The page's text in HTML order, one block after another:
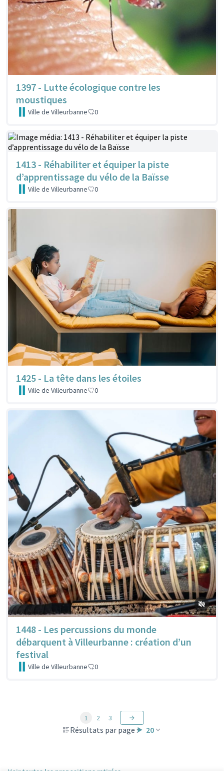
1397 - Lutte écologique contre les
moustiques
Ville de Villeurbanne 0
1413 - Réhabiliter et équiper la piste
d’apprentissage du vélo de la Baïsse
Ville de Villeurbanne 0
1425 - La tête dans les étoiles
Ville de Villeurbanne 0
1448 - Les percussions du monde
débarquent à Villeurbanne : création d’un
festival
Ville de Villeurbanne 0
Résultats par page : 20
1 2 3
Voir toutes les propositions retirées